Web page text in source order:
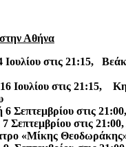
Αθήνα
Ιουλίου στις 21:15,
Ιουλίου στις 21:15,
6 Σεπτεμβρίου στις
Σεπτεμβρίου στις
«Μίκης